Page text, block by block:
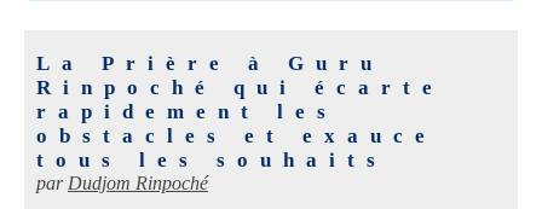
La Prière à Guru
Rinpoché qui écarte
rapidement les
obstacles et exauce
tous les souhaits
par Dudjom Rinpoché